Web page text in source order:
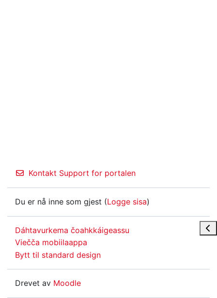
Kontakt Support for portalen
Du er nå inne som gjest (Logge sisa)
Dáhtavurkema čoahkkáigeassu
Viečča mobiilaappa
Bytt til standard design
Drevet av Moodle